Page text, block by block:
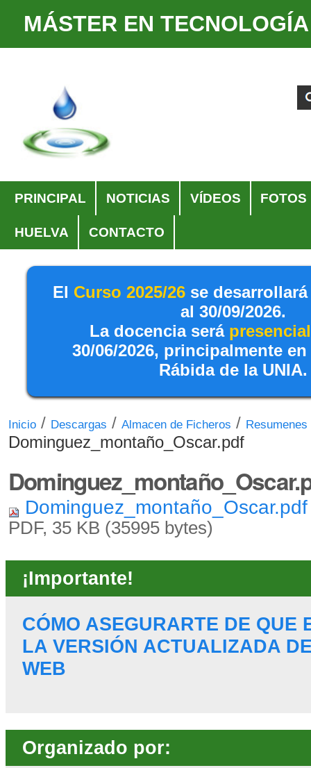
MÁSTER EN
contenido.
Saltar
Búsqueda
Avanzada…
PRINCIPAL NOTICIAS VÍDEOS FOTOS
HUELVA CONTACTO
El Curso 2025/26 se desarrollará
al 30/09/2026.
La docencia será presencial
30/06/2026, principalmente
Rábida de la UNIA.
Inicio / Descargas / Almacen de Ficheros / Resumenes
Dominguez_montaño_Oscar.pdf
PDF, 35 KB (35995 bytes)
¡Importante!
CÓMO ASEGURARTE DE QUE
LA VERSIÓN ACTUALIZADA
WEB
Organizado por: